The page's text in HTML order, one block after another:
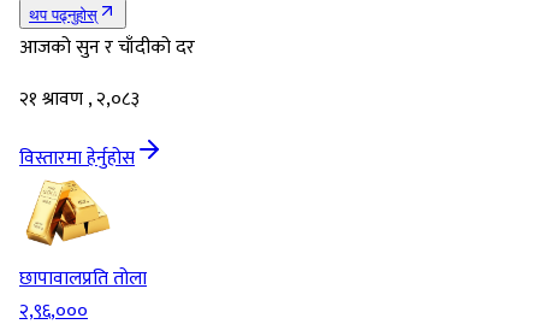
थप पढ्नुहोस्
आजको सुन र चाँदीको दर
२१ श्रावण , २,०८३
विस्तारमा हेर्नुहोस
छापावालप्रति तोला
२,९६,०००